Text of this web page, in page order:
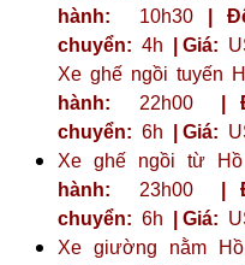
hành: 10h30 |
chuyển: 4h | Giá:
Xe ghế ngồi tuyến
hành: 22h00 |
chuyển: 6h | Giá:
Xe ghế ngồi từ
hành: 23h00 |
chuyển: 6h | Giá:
Xe giường nằm